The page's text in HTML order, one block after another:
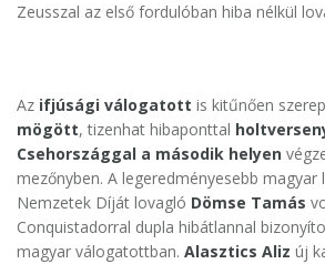
Zeusszal az első fordulóban hiba nélkül
Az ifjúsági válogatott is kitűnően
mögött, tizenhat hibaponttal
Csehországgal a második helyen
mezőnyben. A legeredményesebb magyar
Nemzetek Díját lovagló Dömse Tamás
Conquistadorral dupla hibátlannal
magyar válogatottban. Alasztics Aliz új